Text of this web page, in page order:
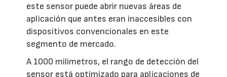
este sensor puede abrir nuevas áreas de
aplicación que antes eran inaccesibles con
dispositivos convencionales en este
segmento de mercado.
A 1000 milímetros, el rango de detección del
sensor está optimizado para aplicaciones de